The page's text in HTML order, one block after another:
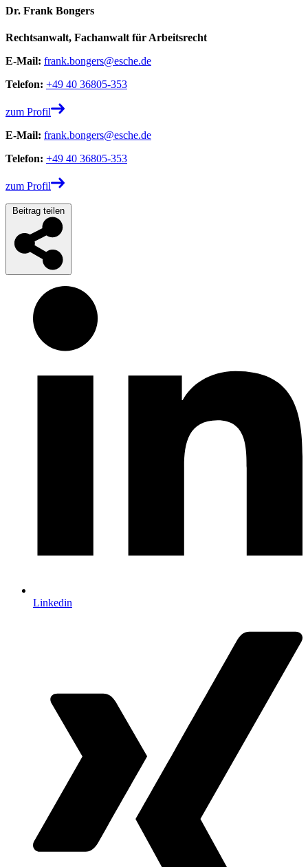
Dr. Frank Bongers
Rechtsanwalt, Fachanwalt für Arbeitsrecht
E-Mail: frank.bongers@esche.de
Telefon: +49 40 36805-353
zum Profil
E-Mail: frank.bongers@esche.de
Telefon: +49 40 36805-353
zum Profil
Beitrag teilen
Linkedin